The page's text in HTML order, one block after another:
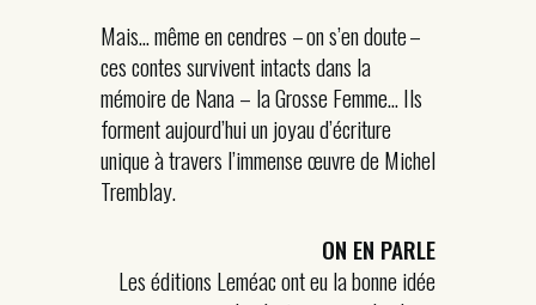
Mais… même en cendres – on s’en doute –
ces contes survivent intacts dans la
mémoire de Nana – la Grosse Femme… Ils
forment aujourd’hui un joyau d’écriture
unique à travers l’immense œuvre de Michel
Tremblay.
ON EN PARLE
Les éditions Leméac ont eu la bonne idée